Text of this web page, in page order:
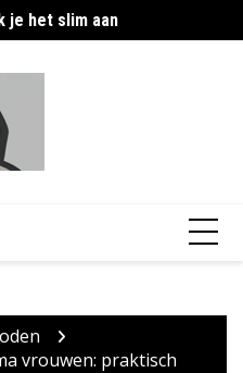
je het slim aan
vrouwen: praktisch